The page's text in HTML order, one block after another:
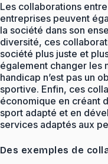
Les collaborations
entreprises peuvent
la société dans son
diversité, ces
société plus juste et
également changer les
handicap n’est pas un
sportive. Enfin, ces
économique en créant
sport adapté et en
services adaptés aux
Des exemples de